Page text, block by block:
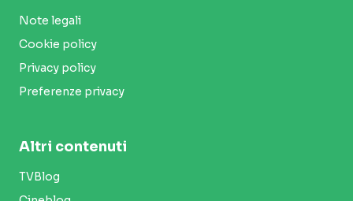
Note legali
Cookie policy
Privacy policy
Preferenze privacy
Altri contenuti
TVBlog